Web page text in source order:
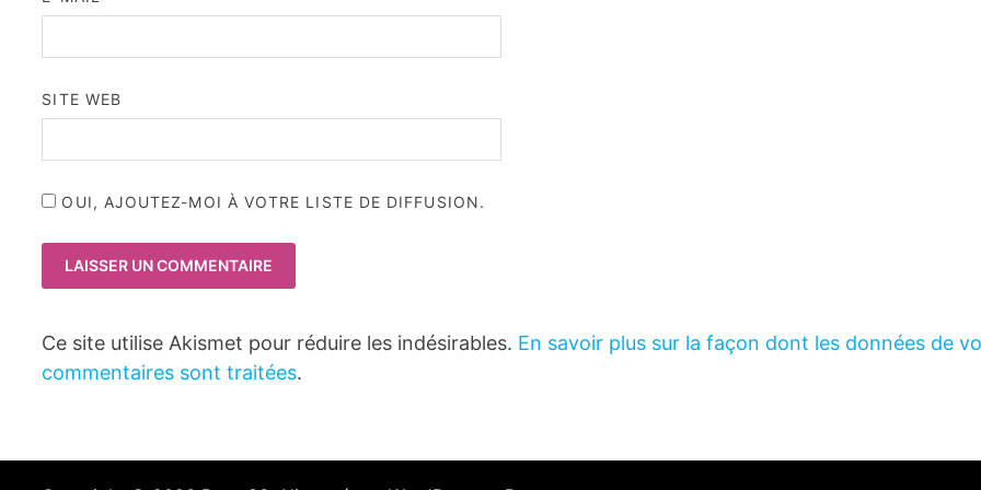
SITE WEB
OUI, AJOUTEZ-MOI À VOTRE LISTE DE DIFFUSION.
Ce site utilise Akismet pour réduire les indésirables. En savoir plus sur la façon dont les données de
commentaires sont traitées.